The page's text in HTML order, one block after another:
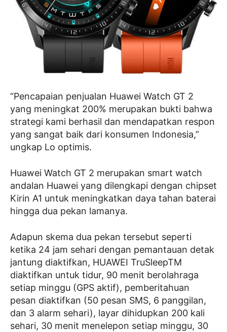
“Pencapaian penjualan Huawei Watch GT 2
yang meningkat 200% merupakan bukti bahwa
strategi kami berhasil dan mendapatkan respon
yang sangat baik dari konsumen Indonesia,”
ungkap Lo optimis.
Huawei Watch GT 2 merupakan smart watch
andalan Huawei yang dilengkapi dengan chipset
Kirin A1 untuk meningkatkan daya tahan baterai
hingga dua pekan lamanya.
Adapun skema dua pekan tersebut seperti
ketika 24 jam sehari dengan pemantauan detak
jantung diaktifkan, HUAWEI TruSleepTM
diaktifkan untuk tidur, 90 menit berolahraga
setiap minggu (GPS aktif), pemberitahuan
pesan diaktifkan (50 pesan SMS, 6 panggilan,
dan 3 alarm sehari), layar dihidupkan 200 kali
sehari, 30 menit menelepon setiap minggu, 30